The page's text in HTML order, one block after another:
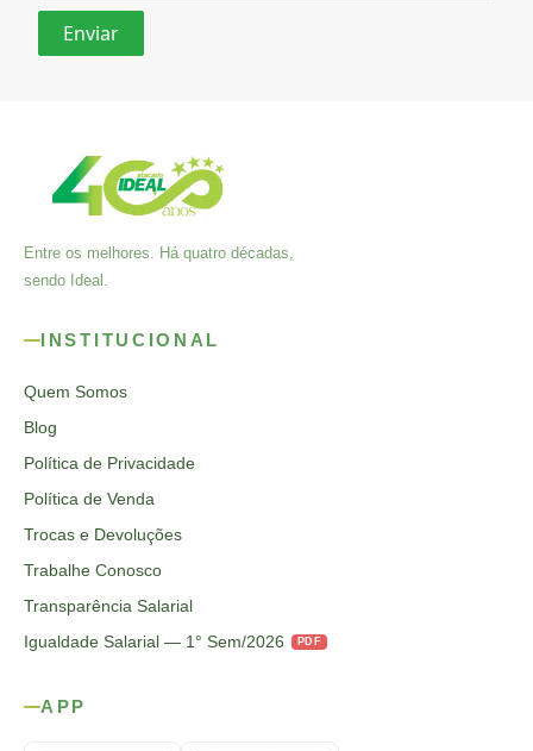
Entre os melhores. Há quatro décadas,
sendo Ideal.
INSTITUCIONAL
Quem Somos
Blog
Política de Privacidade
Política de Venda
Trocas e Devoluções
Trabalhe Conosco
Transparência Salarial
Igualdade Salarial — 1° Sem/2026
PDF
APP